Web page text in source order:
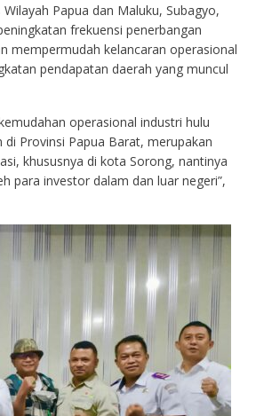
Papua dan Maluku, Subagyo,
frekuensi penerbangan
mempermudah kelancaran operasional
pendapatan daerah yang muncul
operasional industri hulu
Provinsi Papua Barat, merupakan
khususnya di kota Sorong, nantinya
para investor dalam dan luar negeri”,